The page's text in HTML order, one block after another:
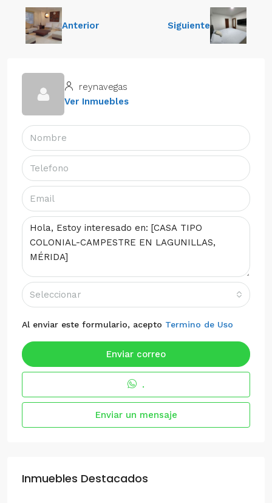
Anterior Siguiente
reynavegas
Ver Inmuebles
Seleccionar
Al enviar este formulario, acepto Termino de Uso
Enviar correo
.
Enviar un mensaje
Inmuebles Destacados